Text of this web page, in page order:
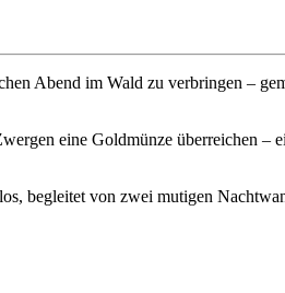
Abend im Wald zu verbringen –
eine Goldmünze überreichen
begleitet von zwei mutigen